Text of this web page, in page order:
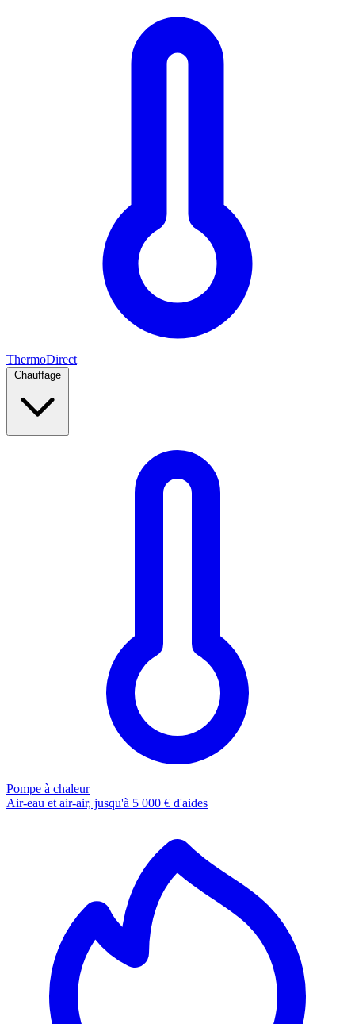
ThermoDirect
Pompe à chaleur
Air-eau et air-air, jusqu'à 5 000 € d'aides